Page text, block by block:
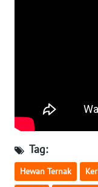
Tag:
Hewan Ternak
WN
SULTRA
NTB